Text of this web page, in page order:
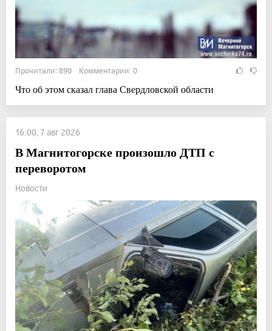
Прочитали: 890 Комментарии: 0
Что об этом сказал глава Свердловской области
16:00, 7 авг 2026
В Магнитогорске произошло ДТП с
переворотом
Новости